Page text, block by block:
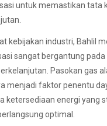
untuk memastikan tata
kebijakan industri, Bahlil
sangat bergantung
Pasokan gas
menjadi faktor penentu
ketersediaan energi yang
optimal.